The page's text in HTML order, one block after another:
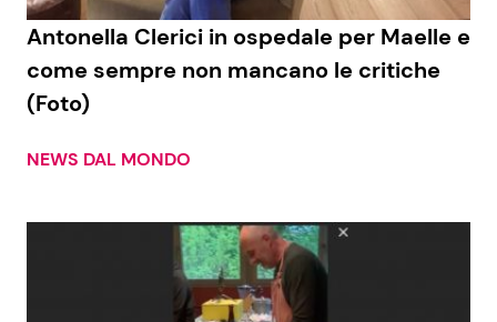
Antonella Clerici in ospedale per Maelle e
come sempre non mancano le critiche
(Foto)
NEWS DAL MONDO